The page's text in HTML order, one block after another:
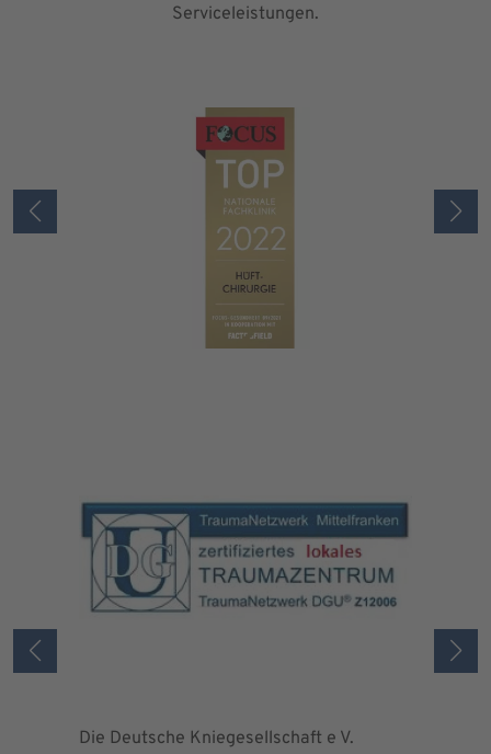
Serviceleistungen.
Die Deutsche Kniegesellschaft e V.